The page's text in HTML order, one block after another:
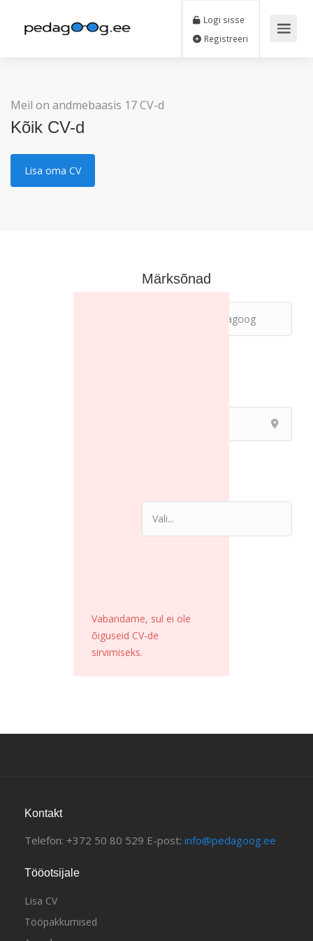
Logi sisse
Registreeri
Meil on andmebaasis 17 CV-d
Kõik CV-d
Lisa oma CV
Märksõnad
Vabandame, sul ei ole
õiguseid CV-de
sirvimiseks.
Kontakt
Telefon: +372 50 80 529 E-post: info@pedagoog.ee
Tööotsijale
Lisa CV
Tööpakkumised